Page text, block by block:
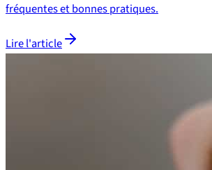
fréquentes et bonnes pratiques.
Lire l'article